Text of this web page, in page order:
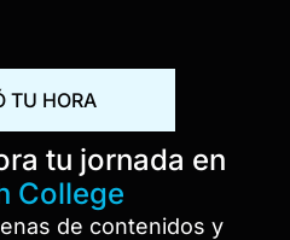
TU HORA
tu jornada en
College
de contenidos y